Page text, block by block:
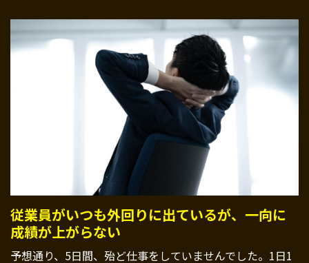
従業員がいつも外回りに出ているが、一向に
成績が上がらない
予想通り、5日間、殆ど仕事をしていませんでした。1日1